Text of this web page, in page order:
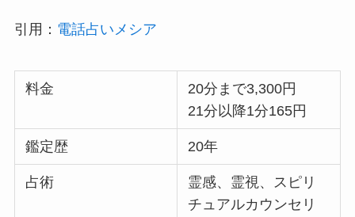
引用： 電話占いメシア
料金
20分まで3,300円
21分以降1分165円
鑑定歴 20年
占術
霊感、霊視、スピリ
チュアルカウンセリ